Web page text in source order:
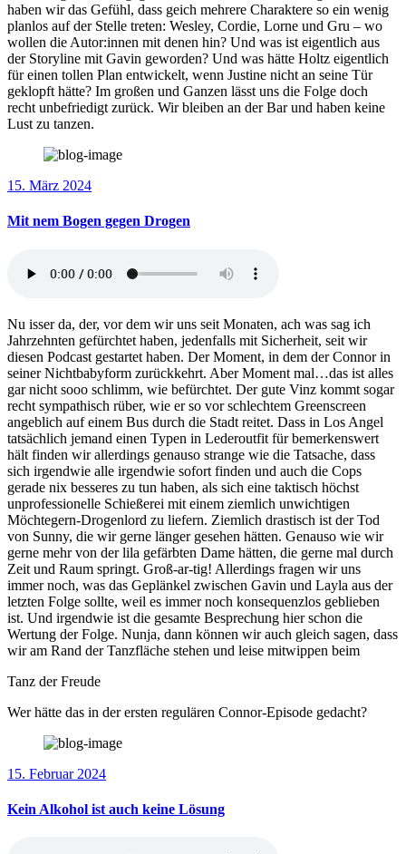
haben wir das Gefühl, dass geich mehrere Charaktere so ein wenig
planlos auf der Stelle treten: Wesley, Cordie, Lorne und Gru – wo
wollen die Autor:innen mit denen hin? Und was ist eigentlich aus
der Storyline mit Gavin geworden? Und was hätte Holtz eigentlich
für einen tollen Plan entwickelt, wenn Justine nicht an seine Tür
geklopft hätte? Im großen und Ganzen lässt uns die Folge doch
recht unbefriedigt zurück. Wir bleiben an der Bar und haben keine
Lust zu tanzen.
15. März 2024
Mit nem Bogen gegen Drogen
Nu isser da, der, vor dem wir uns seit Monaten, ach was sag ich
Jahrzehnten gefürchtet haben, jedenfalls mit Sicherheit, seit wir
diesen Podcast gestartet haben. Der Moment, in dem der Connor in
seiner Nichtbabyform zurückkehrt. Aber Moment mal…das ist alles
gar nicht sooo schlimm, wie befürchtet. Der gute Vinz kommt sogar
recht sympathisch rüber, wie er so vor schlechtem Greenscreen
angeblich auf einem Bus durch die Stadt reitet. Dass in Los Angel
tatsächlich jemand einen Typen in Lederoutfit für bemerkenswert
hält finden wir allerdings genauso strange wie die Tatsache, dass
sich irgendwie alle irgendwie sofort finden und auch die Cops
gerade nix besseres zu tun haben, als sich eine taktisch höchst
unprofessionelle Schießerei mit einem ziemlich unwichtigen
Möchtegern-Drogenlord zu liefern. Ziemlich drastisch ist der Tod
von Sunny, die wir gerne länger gesehen hätten. Genauso wie wir
gerne mehr von der lila gefärbten Dame hätten, die gerne mal durch
Zeit und Raum springt. Groß-ar-tig! Allerdings fragen wir uns
immer noch, was das Geplänkel zwischen Gavin und Layla aus der
letzten Folge sollte, weil es immer noch konsequenzlos geblieben
ist. Und irgendwie ist die gesamte Besprechung hier schon die
Wertung der Folge. Nunja, dann können wir auch gleich sagen, dass
wir am Rand der Tanzfläche stehen und leise mitwippen beim
Tanz der Freude
Wer hätte das in der ersten regulären Connor-Episode gedacht?
15. Februar 2024
Kein Alkohol ist auch keine Lösung